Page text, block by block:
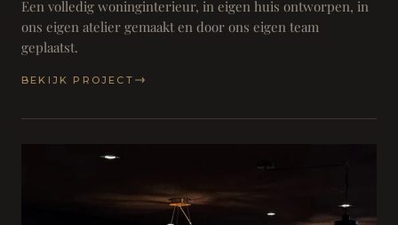
Een volledig woninginterieur, in eigen huis ontworpen, in
ons eigen atelier gemaakt en door ons eigen team
geplaatst.
BEKIJK PROJECT